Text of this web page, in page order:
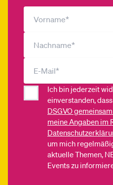
Ich bin jederzeit
einverstanden, dass
DSGVO
meine Angaben im
um mich
aktuelle Themen,
Events zu